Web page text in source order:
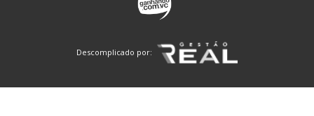
Descomplicado por: